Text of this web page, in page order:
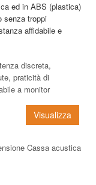
ed in ABS (plastica)
senza troppi
affidabile e
discreta,
praticità di
a monitor
Visualizza
Cassa acustica